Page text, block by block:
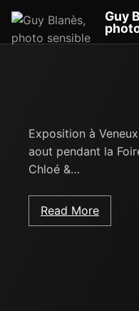
Guy
Exposition à
aout pendant la
Chloé &…
Read More